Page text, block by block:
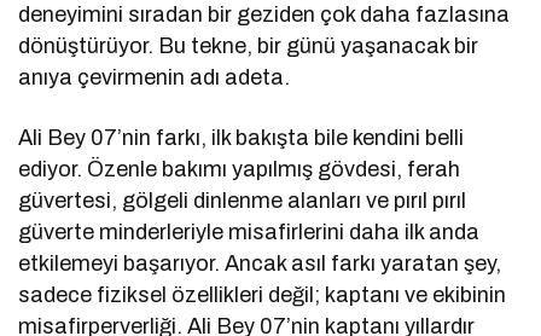
deneyimini sıradan bir geziden çok daha fazlasına
dönüştürüyor. Bu tekne, bir günü yaşanacak bir
anıya çevirmenin adı adeta.
Ali Bey 07’nin farkı, ilk bakışta bile kendini belli
ediyor. Özenle bakımı yapılmış gövdesi, ferah
güvertesi, gölgeli dinlenme alanları ve pırıl pırıl
güverte minderleriyle misafirlerini daha ilk anda
etkilemeyi başarıyor. Ancak asıl farkı yaratan şey,
sadece fiziksel özellikleri değil; kaptanı ve ekibinin
misafirperverliği. Ali Bey 07’nin kaptanı yıllardır